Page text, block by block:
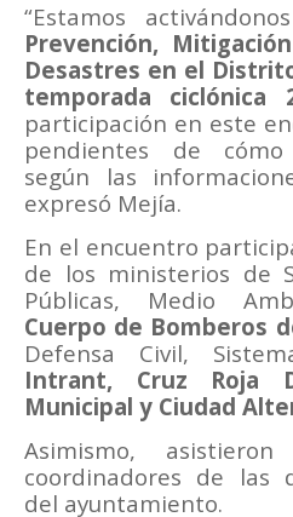
“Estamos
Prevención,
Desastres en el
temporada ciclónica
participación en este
pendientes de cómo
según las
expresó Mejía.
En el encuentro
de los ministerios de
Públicas, Medio
Cuerpo de Bomberos
Defensa Civil,
Intrant, Cruz Roja
Municipal y Ciudad
Asimismo,
coordinadores de las
del ayuntamiento.